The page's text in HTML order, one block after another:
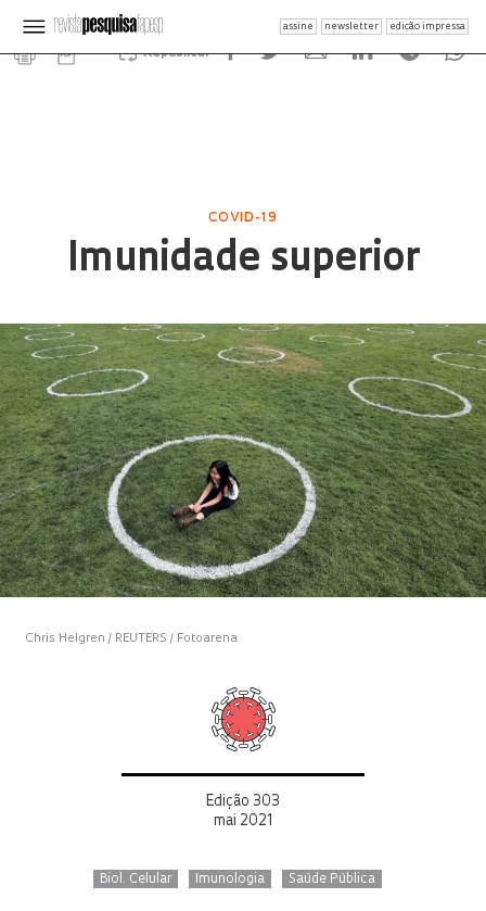
assine newsletter edição impressa
Republicar
COVID-19
Imunidade superior
Chris Helgren / REUTERS / Fotoarena
Edição 303
mai 2021
Biol. Celular Imunologia Saúde Pública